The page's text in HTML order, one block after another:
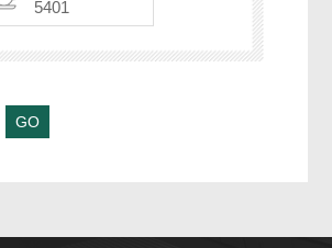
5401